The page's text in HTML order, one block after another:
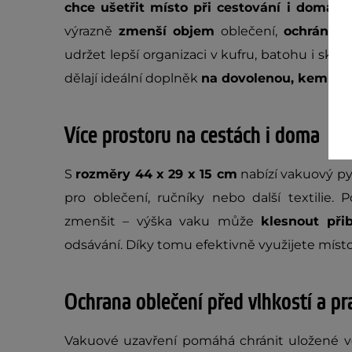
chce ušetřit místo při cestování i
výrazně zmenší objem oblečení, ochrání
udržet lepší organizaci v kufru, batohu i
dělají ideální doplněk na dovolenou,
Více prostoru na cestách i doma
S rozměry 44 x 29 x 15 cm nabízí vakuový
pro oblečení, ručníky nebo další textilie.
zmenšit – výška vaku může klesnout
odsávání. Díky tomu efektivně využijete
Ochrana oblečení před vlhkostí a
Vakuové uzavření pomáhá chránit uložené